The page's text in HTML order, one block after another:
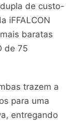
de custo-
iFFALCON
baratas
de 75
trazem a
para uma
entregando